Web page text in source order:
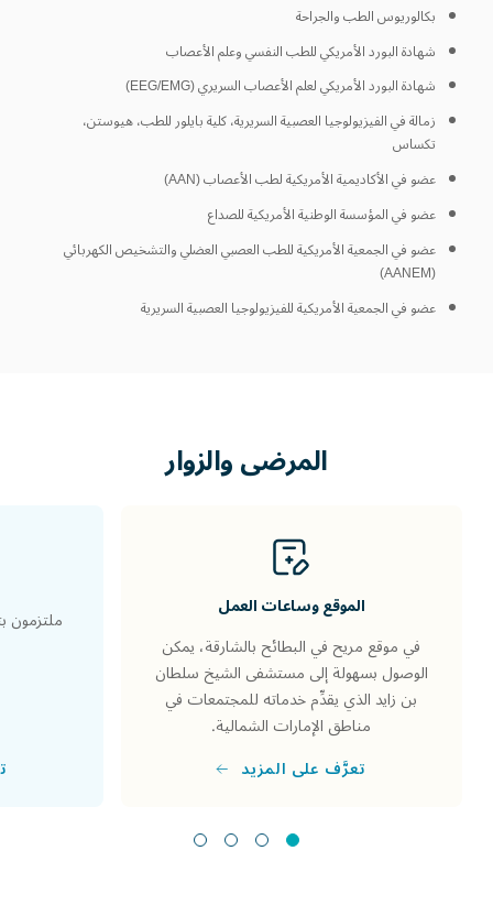
بكالوريوس الطب والجراحة
شهادة البورد الأمريكي للطب النفسي وعلم الأعصاب
شهادة البورد الأمريكي لعلم الأعصاب السريري (EEG/EMG)
زمالة في الفيزيولوجيا العصبية السريرية، كلية بايلور للطب، هيوستن،
تكساس
عضو في الأكاديمية الأمريكية لطب الأعصاب (AAN)
عضو في المؤسسة الوطنية الأمريكية للصداع
عضو في الجمعية الأمريكية للطب العصبي العضلي والتشخيص الكهربائي
(AANEM)
عضو في الجمعية الأمريكية للفيزيولوجيا العصبية السريرية
المرضىوالزوار
الموقع وساعات العمل
في موقع مريح في البطائح بالشارقة، يمكن
الوصول بسهولة إلى مستشفى الشيخ سلطان
بن زايد الذي يقدِّم خدماته للمجتمعات في
مناطق الإمارات الشمالية.
تعرَّف على المزيد
ملتزمون